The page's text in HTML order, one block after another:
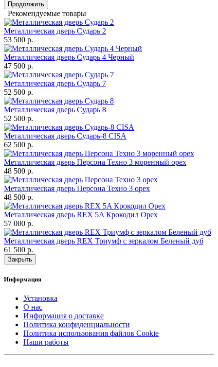
Продолжить
Рекомендуемые товары
Металлическая дверь Сударь 2
53 500 р.
Металлическая дверь Сударь 4 Черный
47 500 р.
Металлическая дверь Сударь 7
52 500 р.
Металлическая дверь Сударь 8
52 500 р.
Металлическая дверь Сударь-8 CISA
62 500 р.
Металлическая дверь Персона Техно 3 моренный орех
48 500 р.
Металлическая дверь Персона Техно 3 орех
48 500 р.
Металлическая дверь REX 5A Крокодил Орех
57 000 р.
Металлическая дверь REX Триумф c зеркалом Беленый дуб
61 500 р.
Закрыть
Информация
Установка
О нас
Информация о доставке
Политика конфиденциальности
Политика использования файлов Cookie
Наши работы